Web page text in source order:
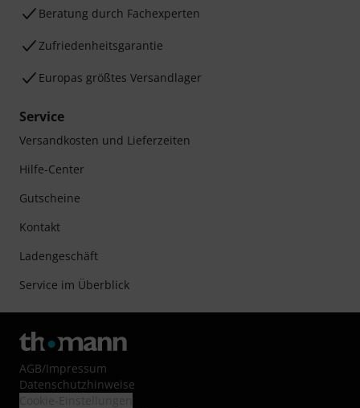
Beratung durch Fachexperten
Zufriedenheitsgarantie
Europas größtes Versandlager
Service
Versandkosten und Lieferzeiten
Hilfe-Center
Gutscheine
Kontakt
Ladengeschäft
Service im Überblick
AGB/Impressum
Datenschutzhinweise